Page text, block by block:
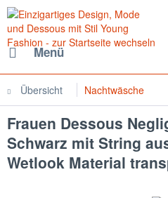
Menü
Übersicht Nachtwäsche
Frauen Dessous
Schwarz mit String
Wetlook Material